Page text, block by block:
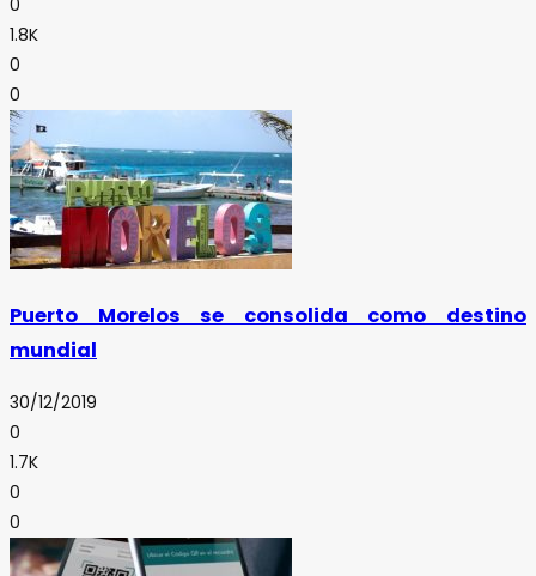
1.8K
0
0
Puerto Morelos se consolida como destino
mundial
30/12/2019
0
1.7K
0
0